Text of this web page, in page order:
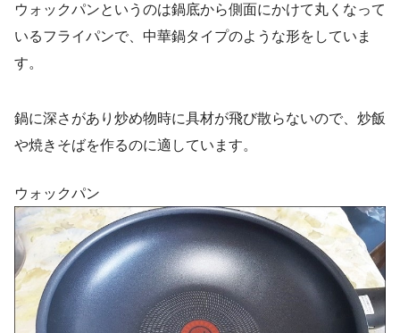
ウォックパンというのは鍋底から側面にかけて丸くなって
いるフライパンで、中華鍋タイプのような形をしていま
す。
鍋に深さがあり炒め物時に具材が飛び散らないので、炒飯
や焼きそばを作るのに適しています。
ウォックパン